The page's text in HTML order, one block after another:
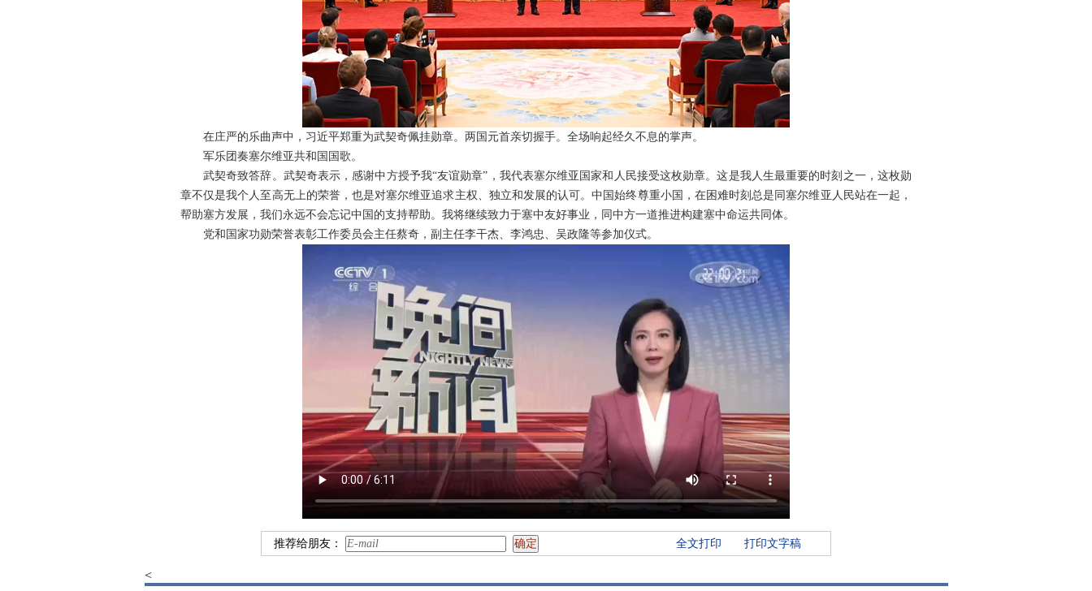
在庄严的乐曲声中，习近平郑重为武契奇佩挂勋章。两国元首亲切握手。全场响起经久不息的掌声。
军乐团奏塞尔维亚共和国国歌。
武契奇致答辞。武契奇表示，感谢中方授予我“友谊勋章”，我代表塞尔维亚国家和人民接受这枚勋章。这是我人生最重要的时刻之一，这枚勋
章不仅是我个人至高无上的荣誉，也是对塞尔维亚追求主权、独立和发展的认可。中国始终尊重小国，在困难时刻总是同塞尔维亚人民站在一起，
帮助塞方发展，我们永远不会忘记中国的支持帮助。我将继续致力于塞中友好事业，同中方一道推进构建塞中命运共同体。
党和国家功勋荣誉表彰工作委员会主任蔡奇，副主任李干杰、李鸿忠、吴政隆等参加仪式。
推荐给朋友： 全文打印 打印文字稿
<